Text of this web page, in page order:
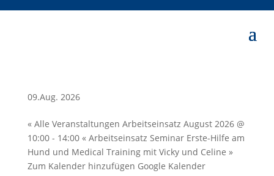
09.Aug. 2026
« Alle Veranstaltungen Arbeitseinsatz August 2026 @
10:00 - 14:00 « Arbeitseinsatz Seminar Erste-Hilfe am
Hund und Medical Training mit Vicky und Celine »
Zum Kalender hinzufügen Google Kalender